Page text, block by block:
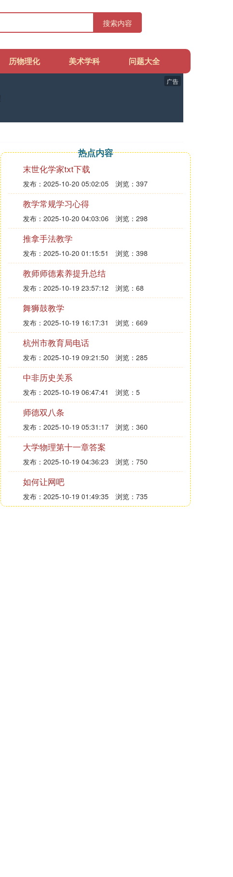
搜索内容
历物理化 美术学科 问题大全
广告
热点内容
末世化学家txt下载
发布：2025-10-20 05:02:05 浏览：397
教学常规学习心得
发布：2025-10-20 04:03:06 浏览：298
推拿手法教学
发布：2025-10-20 01:15:51 浏览：398
教师师德素养提升总结
发布：2025-10-19 23:57:12 浏览：68
舞狮鼓教学
发布：2025-10-19 16:17:31 浏览：669
杭州市教育局电话
发布：2025-10-19 09:21:50 浏览：285
中非历史关系
发布：2025-10-19 06:47:41 浏览：5
师德双八条
发布：2025-10-19 05:31:17 浏览：360
大学物理第十一章答案
发布：2025-10-19 04:36:23 浏览：750
如何让网吧
发布：2025-10-19 01:49:35 浏览：735